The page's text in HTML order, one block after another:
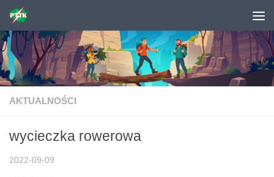
Skip to content
AKTUALNOŚCI
wycieczka rowerowa
2022-09-09